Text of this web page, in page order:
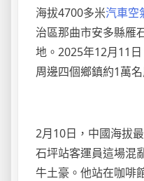
海拔4700多米汽車空
治區那曲市安多縣雁
地。2025年12月11
周邊四個鄉鎮約1萬
2月10日，中國海拔
石坪站客運員這場混
牛土豪。他站在咖啡